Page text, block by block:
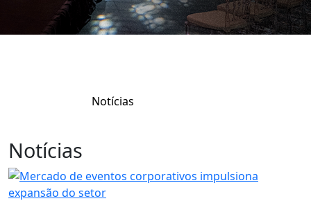
Notícias
Notícias